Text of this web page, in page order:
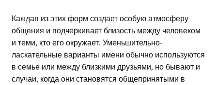
Каждая из этих форм создает особую атмосферу
общения и подчеркивает близость между человеком
и теми, кто его окружает. Уменьшительно-
ласкательные варианты имени обычно используются
в семье или между близкими друзьями, но бывают и
случаи, когда они становятся общепринятыми в